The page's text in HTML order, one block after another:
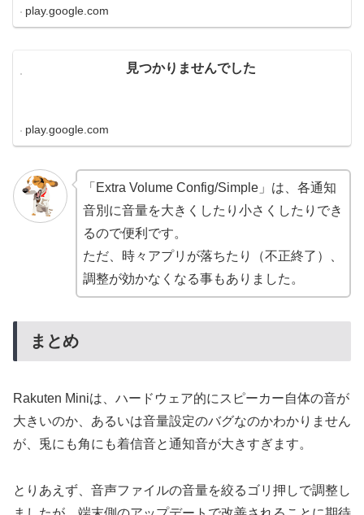
play.google.com
見つかりませんでした
play.google.com
「Extra Volume Config/Simple」は、各通知
音別に音量を大きくしたり小さくしたりでき
るので便利です。
ただ、時々アプリが落ちたり（不正終了）、
調整が効かなくなる事もありました。
まとめ
Rakuten Miniは、ハードウェア的にスピーカー自体の音が
大きいのか、あるいは音量設定のバグなのかわかりません
が、兎にも角にも着信音と通知音が大きすぎます。
とりあえず、音声ファイルの音量を絞るゴリ押しで調整し